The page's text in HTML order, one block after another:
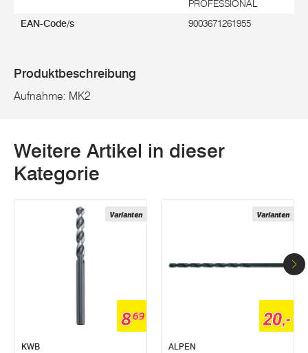
PROFESSIONAL
EAN-Code/s 9003671261955
Produktbeschreibung
Aufnahme: MK2
Weitere Artikel in dieser
Kategorie
Varianten
869
KWB
Varianten
20,-
ALPEN